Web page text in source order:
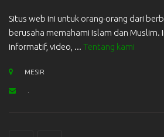
Situs web ini untuk orang-orang dari
berusaha memahami Islam dan Muslim.
informatif, video, ... Tentang kami
MESIR